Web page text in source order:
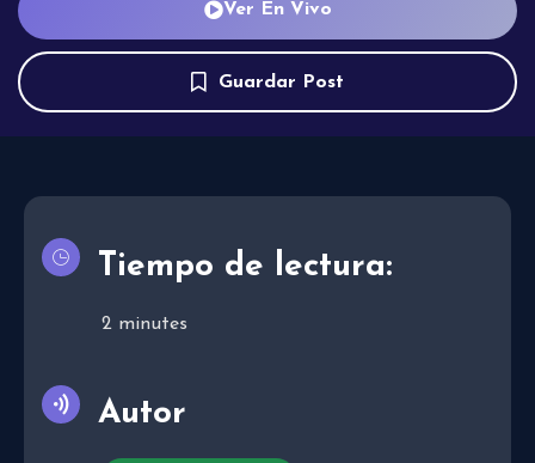
Ver En Vivo
Guardar Post
Tiempo de lectura:
2 minutes
Autor